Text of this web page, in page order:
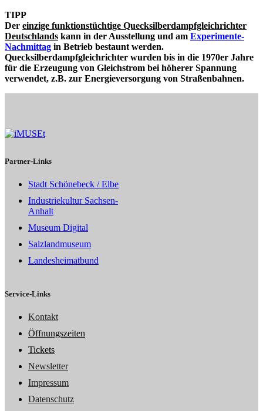
TIPP
Der einzige funktionstüchtige Quecksilberdampfgleichrichter
Deutschlands kann in der Ausstellung und am Experimente-
Nachmittag in Betrieb bestaunt werden.
Quecksilberdampfgleichrichter wurden bis in die 1970er Jahre
für die Erzeugung von Gleichstrom bei höherer Spannung
verwendet, z.B. zur Energieversorgung von Straßenbahnen.
Partner-Links
Stadt Schönebeck / Elbe
Industriekultur Sachsen-
Anhalt
Museum Digital
Salzlandmuseum
Landesheimatbund
Service-Links
Kontakt
Öffnungszeiten
Tickets
Newsletter
Impressum
Datenschutz